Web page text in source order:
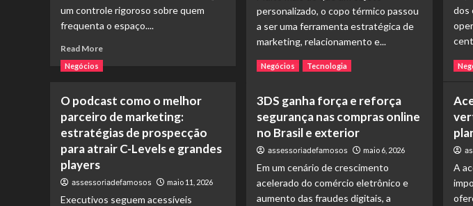
um controle rigoroso sobre quem
frequenta o espaço....
Read MoreRead
more
about
reduzir
fraudes
acessos
indevidos
ambientes
personalizado, o copo térmico passou
a ser uma ferramenta estratégica de
marketing, relacionamento e...
Read More Read
Copo
térmico
personalizado:
que
ele
se
tornou
dos
Negócios
O podcast como o melhor
parceiro de marketing:
estratégias de prospecção
para atrair C-Levels e grandes
players
assessoriadefamosos maio 11, 2026
Executivos seguem acessíveis
Negócios Tecnologia
3DS ganha força e reforça
segurança nas compras online
no Brasil e exterior
assessoriadefamosos maio 6, 2026
Em um cenário de crescimento
acelerado do comércio eletrônico e
aumento das fraudes digitais, a
A